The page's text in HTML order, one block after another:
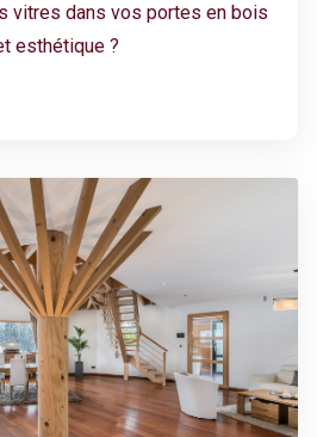
vitres dans vos portes en bois
esthétique ?